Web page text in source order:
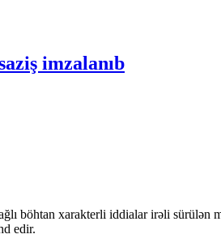
imzalanıb
böhtan xarakterli iddialar irəli
edir.